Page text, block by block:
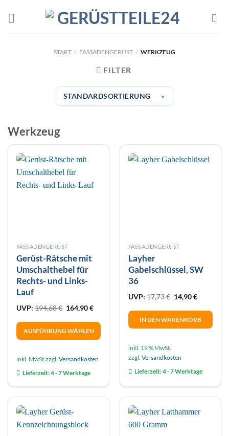
START / FASSADENGERÜST / WERKZEUG
FILTER
STANDARDSORTIERUNG ▼
Werkzeug
FASSADENGERÜST
Gerüst-Rätsche mit
Umschalthebel für
Rechts- und Links-
Lauf
UVP: 194,68€ Ursprünglicher Preis war: 194,68 €
164,90€Aktueller Preis ist: 164,90 €.
AUSFÜHRUNG WÄHLEN
Produkt
mehrere
Varianten
auf.
Die
Optionen
inkl. MwSt. zzgl. Versandkosten
Lieferzeit:4 - 7 Werktage
FASSADENGERÜST
Layher
Gabelschlüssel, SW
36
UVP: 17,73€ Ursprünglicher
14,90€Aktueller
IN DEN WARENKORB
inkl. 19 % MwSt.
zzgl. Versandkosten
Lieferzeit:4 - 7 Werktage